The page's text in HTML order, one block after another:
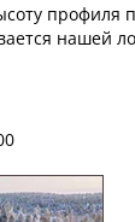
профиля
нашей